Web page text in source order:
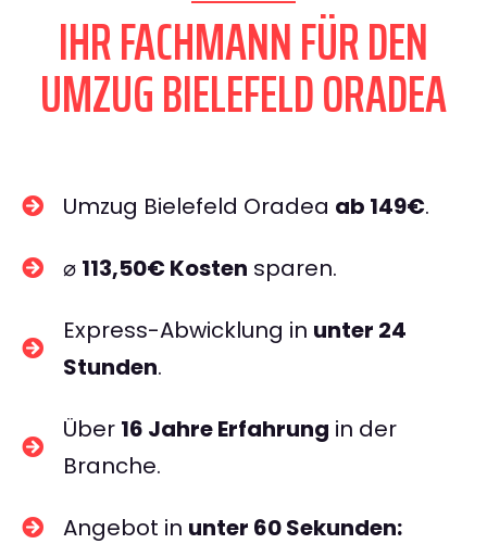
IHR FACHMANN FÜR DEN
UMZUG BIELEFELD ORADEA
Umzug Bielefeld Oradea ab 149€.
⌀ 113,50€ Kosten sparen.
Express-Abwicklung in unter 24
Stunden.
Über 16 Jahre Erfahrung in der
Branche.
Angebot in unter 60 Sekunden: